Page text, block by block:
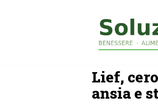
Lief,
ansia e